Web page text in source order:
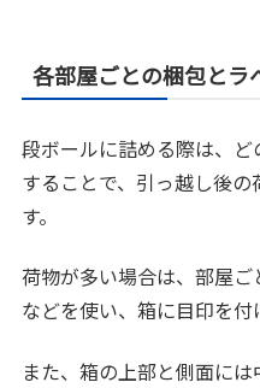
各部屋ごとの梱包とラ
段ボールに詰める際は、
することで、引っ越し後
す。
荷物が多い場合は、部屋
などを使い、箱に目印を付
また、箱の上部と側面に